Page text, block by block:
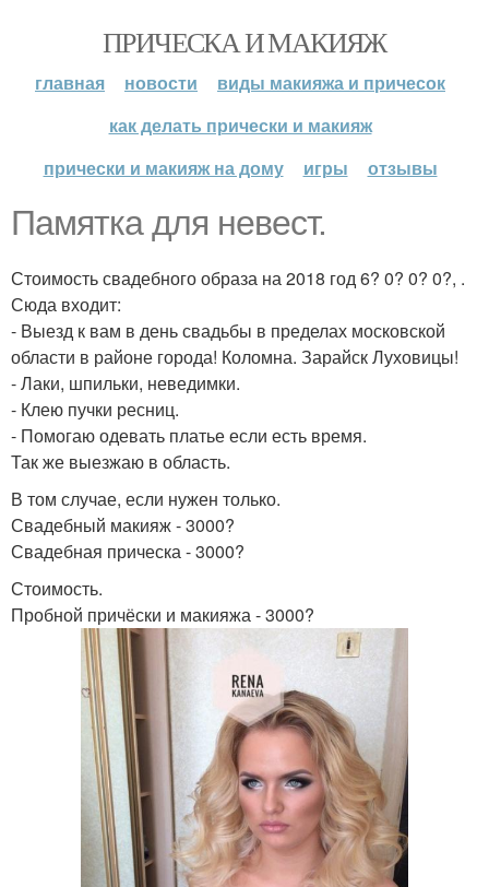
ПРИЧЕСКА И МАКИЯЖ
главная новости
виды макияжа и причесок
как делать прически и макияж
прически и макияж на дому
игры отзывы
Памятка для невест.
Стоимость свадебного образа на 2018 год 6? 0? 0? 0?, .
Сюда входит:
- Выезд к вам в день свадьбы в пределах московской
области в районе города! Коломна. Зарайск Луховицы!
- Лаки, шпильки, неведимки.
- Клею пучки ресниц.
- Помогаю одевать платье если есть время.
Так же выезжаю в область.
В том случае, если нужен только.
Свадебный макияж - 3000?
Свадебная прическа - 3000?
Стоимость.
Пробной причёски и макияжа - 3000?